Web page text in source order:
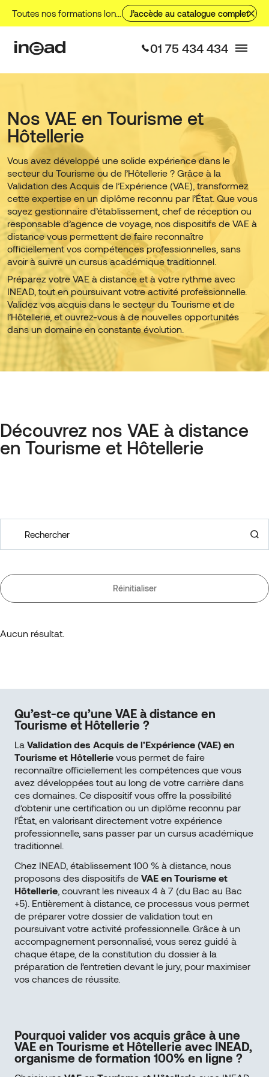
J’accède au catalogue complet
01 75 434 434
Nos VAE en Tourisme et
Hôtellerie
Vous avez développé une solide expérience dans le
secteur du Tourisme ou de l’Hôtellerie ? Grâce à la
Validation des Acquis de l’Expérience (VAE), transformez
cette expertise en un diplôme reconnu par l’État. Que vous
soyez gestionnaire d’établissement, chef de réception ou
responsable d’agence de voyage, nos dispositifs de VAE à
distance vous permettent de faire reconnaître
officiellement vos compétences professionnelles, sans
avoir à suivre un cursus académique traditionnel.
Préparez votre VAE à distance et à votre rythme avec
INEAD, tout en poursuivant votre activité professionnelle.
Validez vos acquis dans le secteur du Tourisme et de
l’Hôtellerie, et ouvrez-vous à de nouvelles opportunités
dans un domaine en constante évolution.
Découvrez nos VAE à distance
en Tourisme et Hôtellerie
Réinitialiser
Aucun résultat.
Qu’est-ce qu’une VAE à distance en
Tourisme et Hôtellerie ?
La Validation des Acquis de l’Expérience (VAE) en
Tourisme et Hôtellerie vous permet de faire
reconnaître officiellement les compétences que vous
avez développées tout au long de votre carrière dans
ces domaines. Ce dispositif vous offre la possibilité
d’obtenir une certification ou un diplôme reconnu par
l’État, en valorisant directement votre expérience
professionnelle, sans passer par un cursus académique
traditionnel.
Chez INEAD, établissement 100 % à distance, nous
proposons des dispositifs de VAE en Tourisme et
Hôtellerie , couvrant les niveaux 4 à 7 (du Bac au Bac
+5). Entièrement à distance, ce processus vous permet
de préparer votre dossier de validation tout en
poursuivant votre activité professionnelle. Grâce à un
accompagnement personnalisé, vous serez guidé à
chaque étape, de la constitution du dossier à la
préparation de l’entretien devant le jury, pour maximiser
vos chances de réussite.
Pourquoi valider vos acquis grâce à une
VAE en Tourisme et Hôtellerie avec INEAD,
organisme de formation 100% en ligne ?